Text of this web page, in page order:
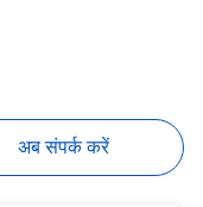
अब संपर्क करें